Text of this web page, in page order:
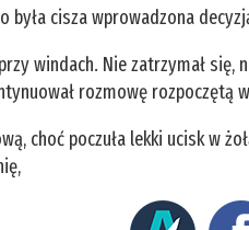
była cisza wprowadzona
windach. Nie zatrzymał
rozmowę rozpoczętą
choć poczuła lekki ucisk w